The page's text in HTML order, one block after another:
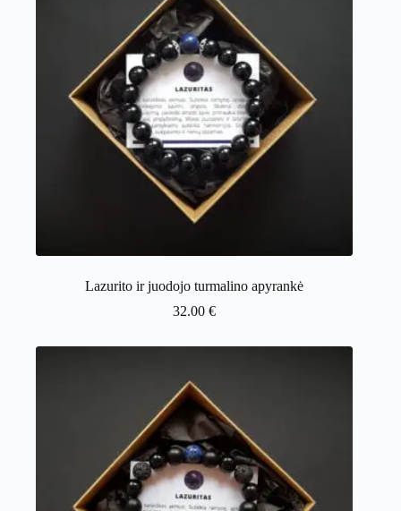
Lazurito ir juodojo turmalino apyrankė
32.00€